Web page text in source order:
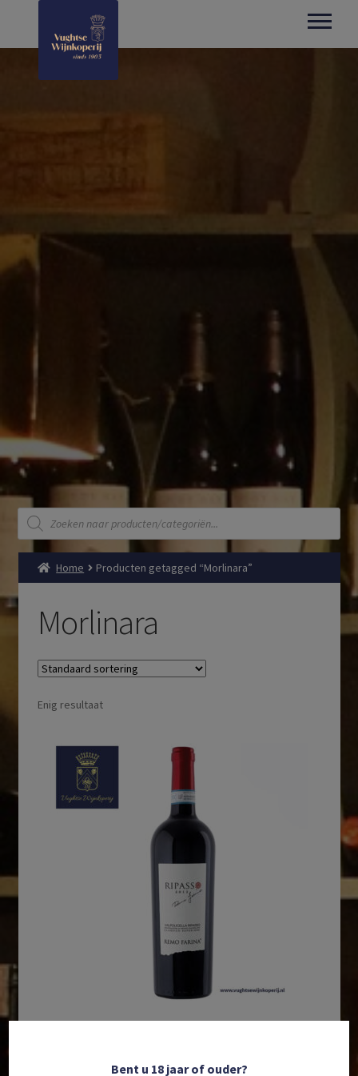
Producten
zoeken
Home Producten getagged “Morlinara”
Morlinara
Enig resultaat
Bent u 18 jaar of ouder?